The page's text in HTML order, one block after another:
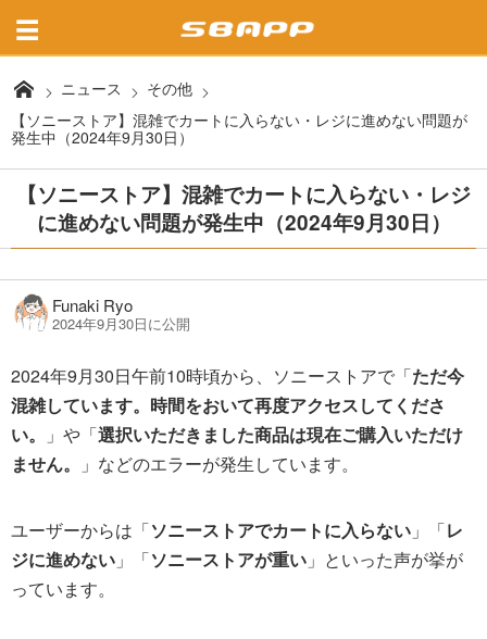
ニュース
その他
【ソニーストア】混雑でカートに入らない・レジに進めない問題が
発生中（2024年9月30日）
【ソニーストア】混雑でカートに入らない・レジ
に進めない問題が発生中（2024年9月30日）
Funaki Ryo
2024年9月30日に公開
2024年9月30日午前10時頃から、ソニーストアで「ただ今
混雑しています。時間をおいて再度アクセスしてくださ
い。
」や「選択いただきました商品は現在ご購入いただけ
ません。
」などのエラーが発生しています。
ユーザーからは「ソニーストアでカートに入らない 」「レ
ジに進めない 」「ソニーストアが重い 」といった声が挙が
っています。